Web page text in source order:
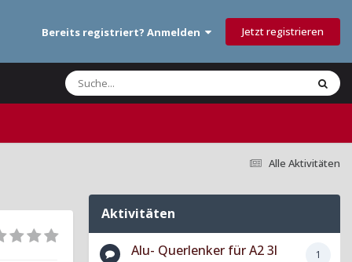
Bereits registriert? Anmelden Jetzt registrieren
Alle Aktivitäten
Aktivitäten
1
Alu- Querlenker für A2 3l